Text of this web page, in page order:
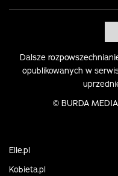
Dalsze
opublikowanych w
© BURDA
Elle.pl
Kobieta.pl